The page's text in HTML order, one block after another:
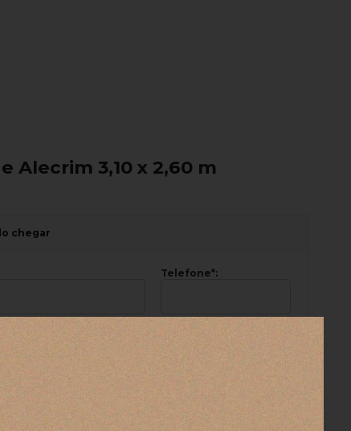
Alecrim 3,10 x 2,60 m
chegar
Telefone*: